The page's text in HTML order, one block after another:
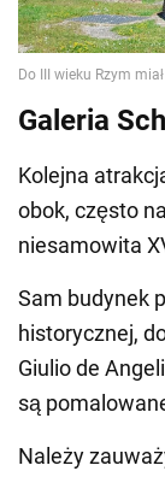
Galeria
Kolejna
obok, często
niesamowita
Sam budynek
historycznej,
Giulio de
są
Należy